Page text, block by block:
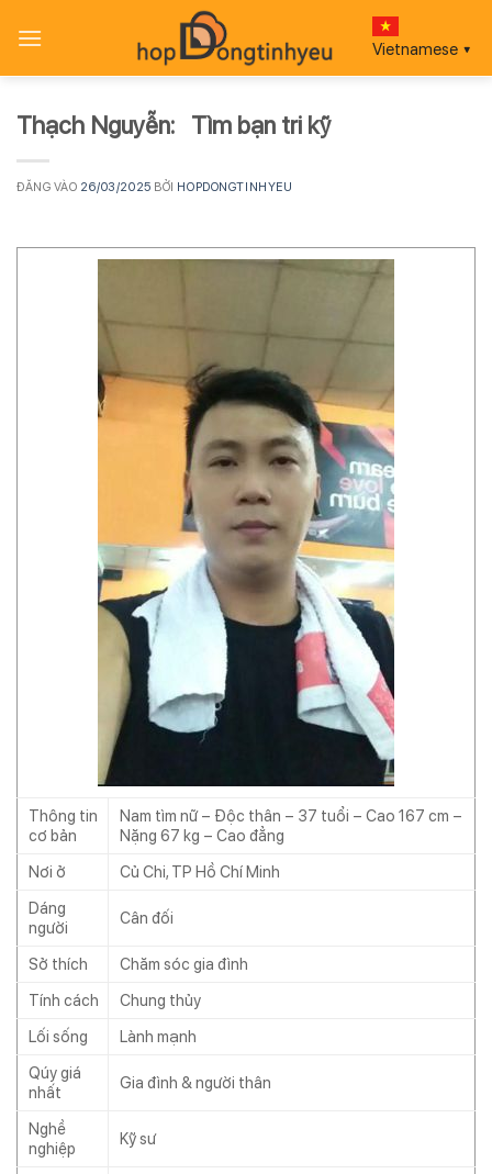
qua
Vietnamese ▼
Thạch Nguyễn: Tìm bạn tri kỹ
ĐĂNG VÀO 26/03/2025 BỞI HOPDONGTINHYEU
Thông tin
cơ bản
Nam tìm nữ – Độc thân – 37 tuổi – Cao 167 cm –
Nặng 67 kg – Cao đẳng
Nơi ở
Củ Chi, TP Hồ Chí Minh
Dáng
người
Cân đối
Sở thích
Chăm sóc gia đình
Tính cách
Chung thủy
Lối sống
Lành mạnh
Qúy giá
nhất
Gia đình & người thân
Nghề
nghiệp
Kỹ sư